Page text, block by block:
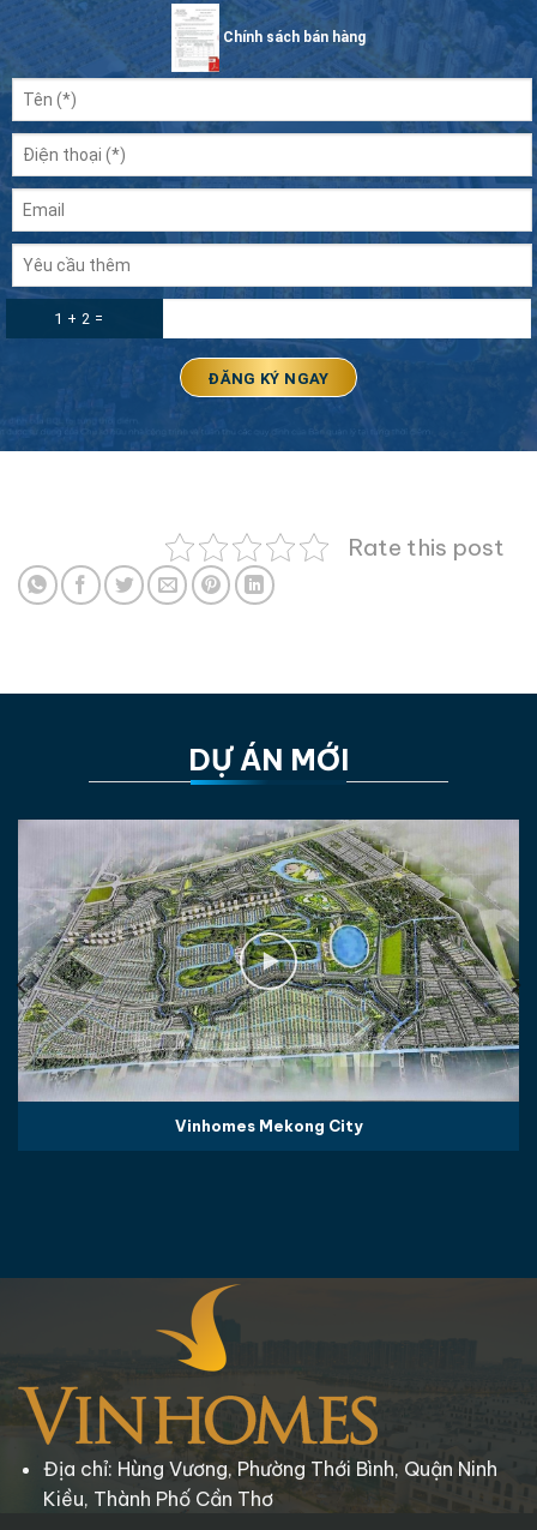
Chính sách bán hàng
1 + 2 =
Rate this post
DỰ ÁN MỚI
Vinhomes Mekong City
Địa chỉ: Hùng Vương, Phường Thới Bình, Quận Ninh
Kiều, Thành Phố Cần Thơ